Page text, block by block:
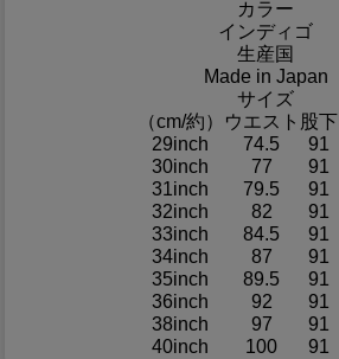
カラー
インディゴ
生産国
Made in Japan
サイズ
（cm/約）
ウエスト 股下
29inch
74.5 91
30inch
77 91
31inch
79.5 91
32inch
82 91
33inch
84.5 91
34inch
87 91
35inch
89.5 91
36inch
92 91
38inch
97 91
40inch
100 91